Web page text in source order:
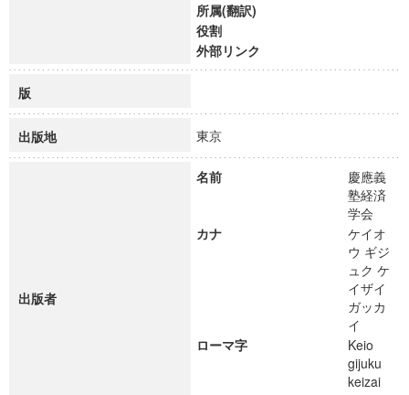
所属(翻訳)
役割
外部リンク
版
出版地 東京
出版者
名前
慶應義
塾経済
学会
カナ
ケイオ
ウ ギジ
ュク ケ
イザイ
ガッカ
イ
ローマ字
Keio
gijuku
keizai